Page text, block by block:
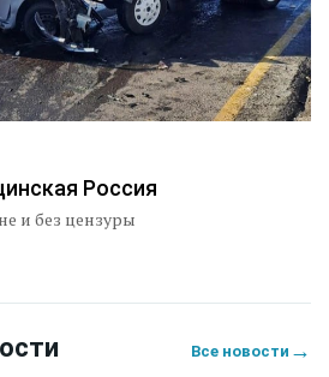
Россия
и без цензуры
Все новости →